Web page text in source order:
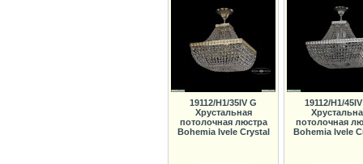
19112/H1/35IV G
Хрустальная
потолочная люстра
Bohemia Ivele Crystal
19112/H1/
потолочная
Bohemia Ivele